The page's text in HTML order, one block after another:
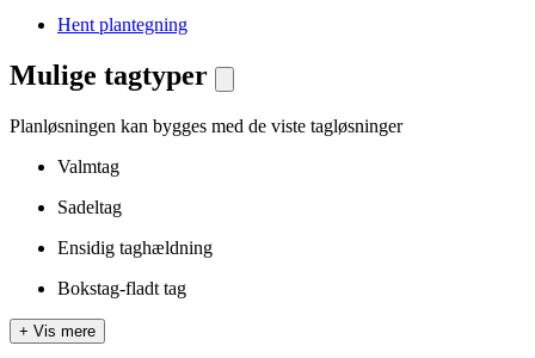
Hent plantegning
Mulige tagtyper
Planløsningen kan bygges med de viste tagløsninger
Valmtag
Sadeltag
Ensidig taghældning
Bokstag-fladt tag
+ Vis mere